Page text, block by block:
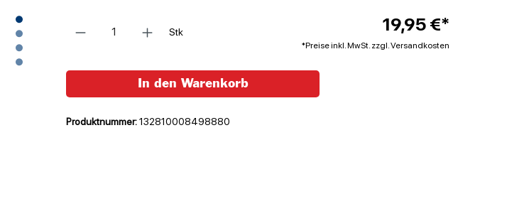
Stk
19,95 €*
*Preise inkl. MwSt. zzgl. Versandkosten
In den Warenkorb
Produktnummer:132810008498880